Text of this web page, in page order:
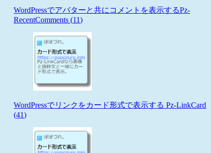
WordPressでアバターと共にコメントを表示するPz-
RecentComments (11)
WordPressでリンクをカード形式で表示する Pz-LinkCard
(41)